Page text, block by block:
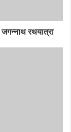
रथयात्रा